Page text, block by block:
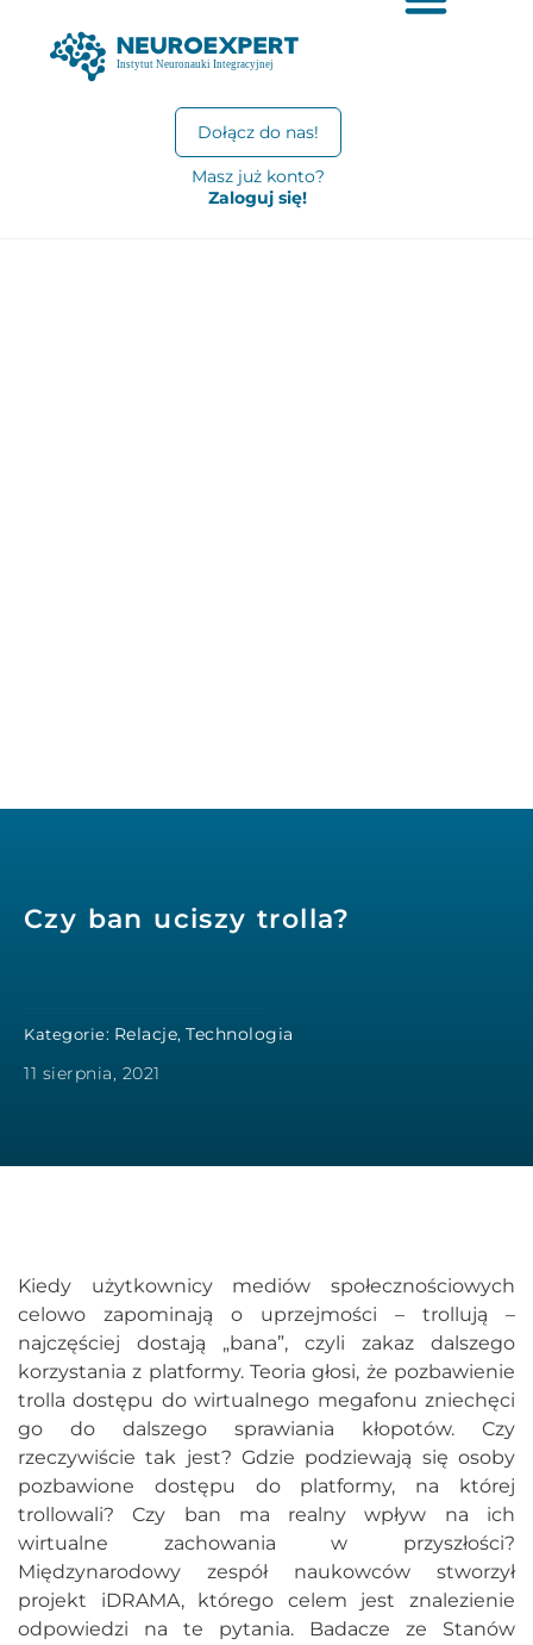
Dołącz do nas!
Masz już konto?
Zaloguj się!
Czy ban uciszy trolla?
Kategorie: Relacje, Technologia
11 sierpnia, 2021
Kiedy użytkownicy mediów społecznościowych
celowo zapominają o uprzejmości – trollują –
najczęściej dostają „bana”, czyli zakaz dalszego
korzystania z platformy. Teoria głosi, że pozbawienie
trolla dostępu do wirtualnego megafonu zniechęci
go do dalszego sprawiania kłopotów. Czy
rzeczywiście tak jest? Gdzie podziewają się osoby
pozbawione dostępu do platformy, na której
trollowali? Czy ban ma realny wpływ na ich
wirtualne zachowania w przyszłości?
Międzynarodowy zespół naukowców stworzył
projekt iDRAMA, którego celem jest znalezienie
odpowiedzi na te pytania. Badacze ze Stanów